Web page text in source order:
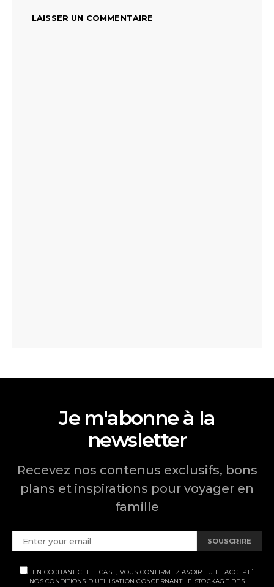
LAISSER UN COMMENTAIRE
Je m'abonne à la
newsletter
Recevez nos contenus exclusifs, bons
plans et inspirations pour voyager en
famille
SOUSCRIRE
EN COCHANT CETTE CASE, VOUS CONFIRMEZ AVOIR LU ET ACCEPTÉ
NOS CONDITIONS D'UTILISATION CONCERNANT LE STOCKAGE DES